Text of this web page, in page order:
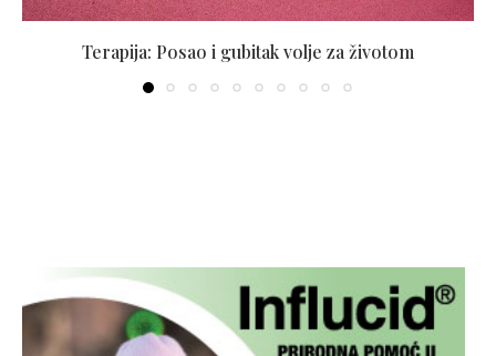
Terapija: Posao i gubitak volje za životom